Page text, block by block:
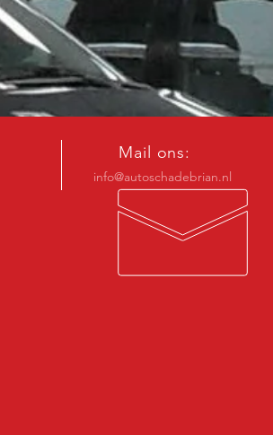
Mail ons:
info@autoschadebrian.nl